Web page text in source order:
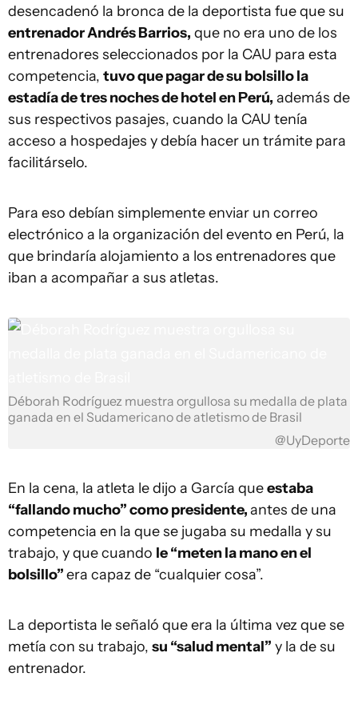
desencadenó la bronca de la deportista fue que su
entrenador Andrés Barrios, que no era uno de los
entrenadores seleccionados por la CAU para esta
competencia, tuvo que pagar de su bolsillo la
estadía de tres noches de hotel en Perú, además de
sus respectivos pasajes, cuando la CAU tenía
acceso a hospedajes y debía hacer un trámite para
facilitárselo.
Para eso debían simplemente enviar un correo
electrónico a la organización del evento en Perú, la
que brindaría alojamiento a los entrenadores que
iban a acompañar a sus atletas.
Déborah Rodríguez muestra orgullosa su medalla de plata
ganada en el Sudamericano de atletismo de Brasil
@UyDeporte
En la cena, la atleta le dijo a García queestaba
“fallando mucho” como presidente,antes de una
competencia en la que se jugaba su medalla y su
trabajo, y que cuando le “meten la mano en el
bolsillo”era capaz de “cualquier cosa”.
La deportista le señaló que era la última vez que se
metía con su trabajo, su “salud mental” y la de su
entrenador.